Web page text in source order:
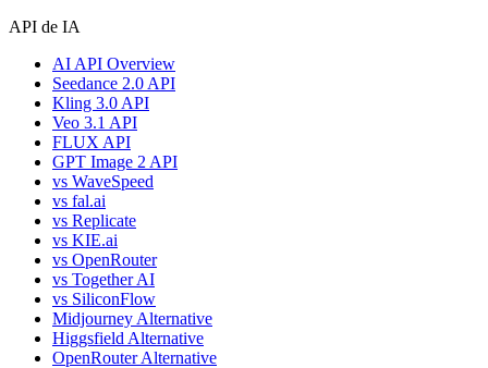
API de IA
AI API Overview
Seedance 2.0 API
Kling 3.0 API
Veo 3.1 API
FLUX API
GPT Image 2 API
vs WaveSpeed
vs fal.ai
vs Replicate
vs KIE.ai
vs OpenRouter
vs Together AI
vs SiliconFlow
Midjourney Alternative
Higgsfield Alternative
OpenRouter Alternative